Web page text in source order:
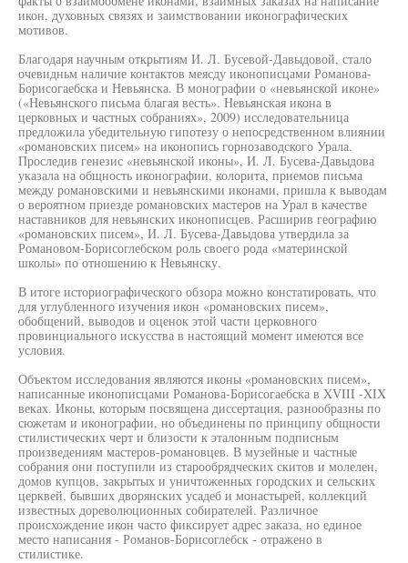
икон, духовных связях и заимствовании иконографических
мотивов.
Благодаря научным открытиям И. Л. Бусевой-Давыдовой, стало
очевидньм наличие контактов меясду иконописцами Романова-
Борисогаебска и Невьянска. В монографии о «невьянской иконе»
(«Невьянского письма благая весть». Невьянская икона в
церковных и частных собраниях», 2009) исследовательница
предложила убедительную гипотезу о непосредственном влиянии
«романовских писем» на иконопись горнозаводского Урала.
Проследив генезис «невьянской иконы», И. Л. Бусева-Давыдова
указала на общность иконографии, колорита, приемов письма
между романовскими и невьянскими иконами, пришла к выводам
о вероятном приезде романовских мастеров на Урал в качестве
наставников для невьянских иконописцев. Расширив географию
«романовских писем», И. Л. Бусева-Давыдова утвердила за
Романовом-Борисоглебском роль своего рода «материнской
школы» по отношению к Невьянску.
В итоге историографического обзора можно констатировать, что
для углубленного изучения икон «романовских писем»,
обобщений, выводов и оценок этой части церковного
провинциального искусства в настоящий момент имеются все
условия.
Объектом исследования являются иконы «романовских писем»,
написанные иконописцами Романова-Борисогаебска в XVIII -XIX
веках. Иконы, которым посвящена диссертация, разнообразны по
сюжетам и иконографии, но объединены по принципу общности
стилистических черт и близости к эталонным подписным
произведениям мастеров-романовцев. В музейные и частные
собрания они поступили из старообрядческих скитов и молелен,
домов купцов, закрытых и уничтоженных городских и сельских
церквей, бывших дворянских усадеб и монастырей, коллекций
известных дореволюционных собирателей. Различное
происхождение икон часто фиксирует адрес заказа, но единое
место написания - Романов-Борисоглебск - отражено в
стилистике.